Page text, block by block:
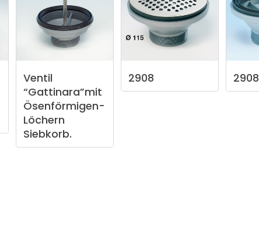
Ventil
“Gattinara”mit
Ösenförmigen-
Löchern
Siebkorb.
2908 2908